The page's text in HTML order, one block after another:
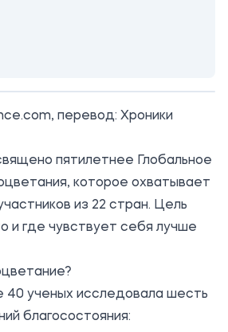
, перевод: Хроники
пятилетнее Глобальное
которое охватывает
из 22 стран. Цель
и где чувствует себя лучше
40 ученых исследовала шесть
благосостояния: